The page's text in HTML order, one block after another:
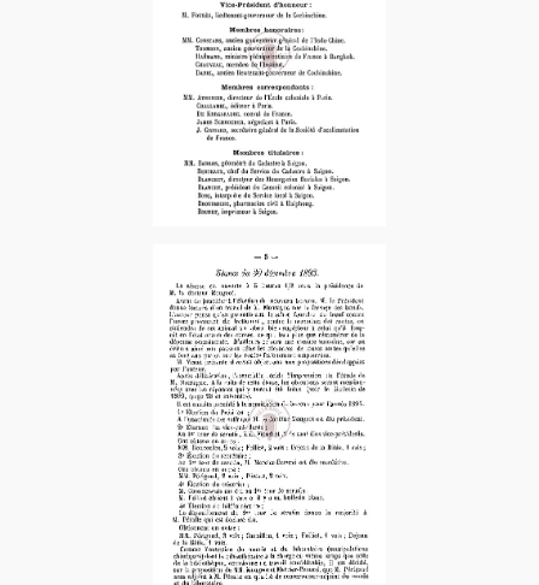
1893
1894-2e Sem. – 1er Fascicule